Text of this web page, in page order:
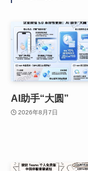
AI助手“大圆”
2026年8月7日